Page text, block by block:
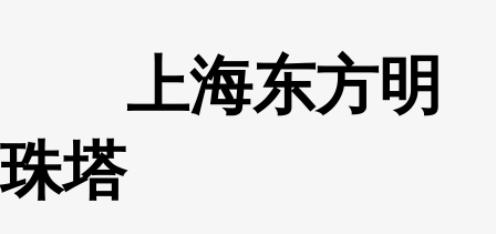
上海东方明
珠塔